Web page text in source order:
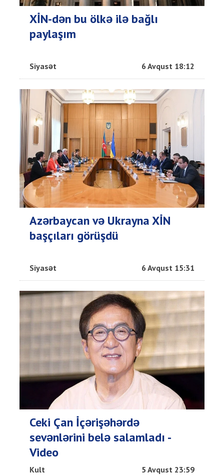
XİN-dən bu ölkə ilə bağlı
paylaşım
Siyasət 6 Avqust 18:12
Azərbaycan və Ukrayna XİN
başçıları görüşdü
Siyasət 6 Avqust 15:31
Ceki Çan İçərişəhərdə
sevənlərini belə salamladı -
Video
Kult 5 Avqust 23:59